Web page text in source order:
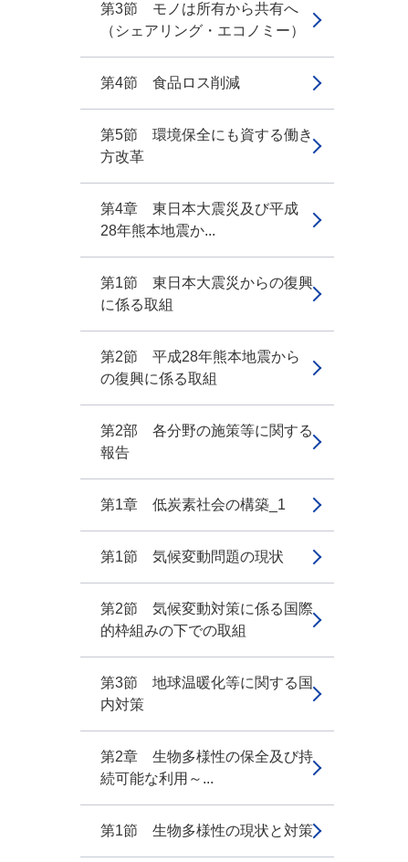
第3節 モノは所有から共有へ
（シェアリング・エコノミー）
第4節 食品ロス削減
第5節 環境保全にも資する働き
方改革
第4章 東日本大震災及び平成
28年熊本地震か...
第1節 東日本大震災からの復興
に係る取組
第2節 平成28年熊本地震から
の復興に係る取組
第2部 各分野の施策等に関する
報告
第1章 低炭素社会の構築_1
第1節 気候変動問題の現状
第2節 気候変動対策に係る国際
的枠組みの下での取組
第3節 地球温暖化等に関する国
内対策
第2章 生物多様性の保全及び持
続可能な利用～...
第1節 生物多様性の現状と対策